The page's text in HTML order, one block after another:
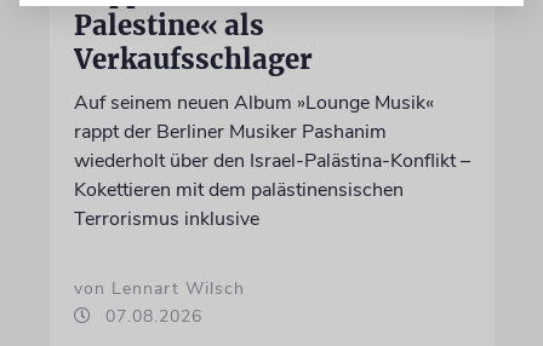
Palestine« als
Verkaufsschlager
Auf seinem neuen Album »Lounge Musik«
rappt der Berliner Musiker Pashanim
wiederholt über den Israel-Palästina-Konflikt –
Kokettieren mit dem palästinensischen
Terrorismus inklusive
von Lennart Wilsch
07.08.2026